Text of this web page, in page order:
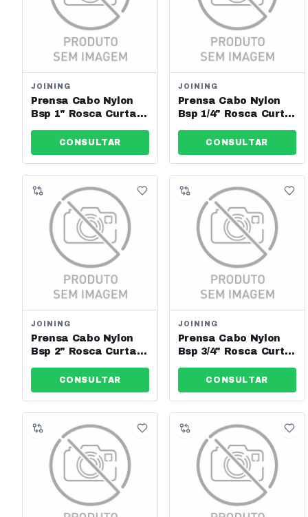
JOINING
Prensa Cabo Nylon
Bsp 1" Rosca Curta
Jng - Ref: 14222
CONSULTAR
JOINING
Prensa Cabo Nylon
Bsp 1/4" Rosca Curta
Jng - Ref: 14218
CONSULTAR
JOINING
Prensa Cabo Nylon
Bsp 2" Rosca Curta
Jng - Ref: 14226
CONSULTAR
JOINING
Prensa Cabo Nylon
Bsp 3/4" Rosca Curta
Jng - Ref: 14221
CONSULTAR